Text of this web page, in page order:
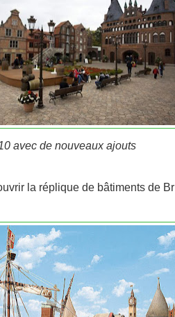
avec de nouveaux ajouts
la réplique de bâtiments de